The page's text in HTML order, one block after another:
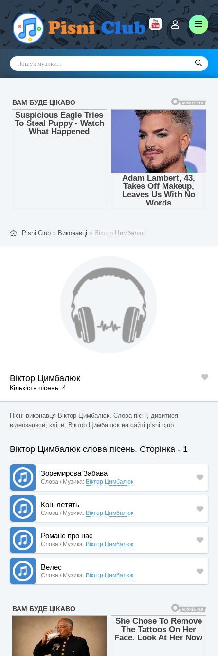
Pisni.Club » Виконавці » Віктор Цимбалюк
Віктор Цимбалюк
Кількість пісень: 4
Пісні виконавця Віктор Цимбалюк. Слова пісні, дивитися
відеозаписи, кліпи, Віктор Цимбалюк на сайті pisni.club
Віктор Цимбалюк слова пісень. Сторінка - 1
Зоремирова Забава
Слова / Музика: Віктор Цимбалюк
Коні летять
Слова / Музика: Віктор Цимбалюк
Романс про нас
Слова / Музика: Віктор Цимбалюк
Велес
Слова / Музика: Віктор Цимбалюк